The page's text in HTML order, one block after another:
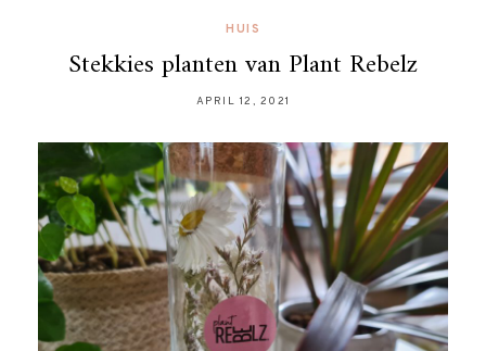
HUIS
Stekkies planten van Plant Rebelz
APRIL 12, 2021